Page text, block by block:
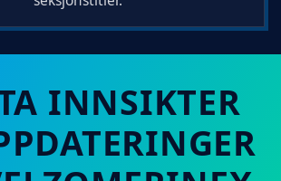
INNSIKTER